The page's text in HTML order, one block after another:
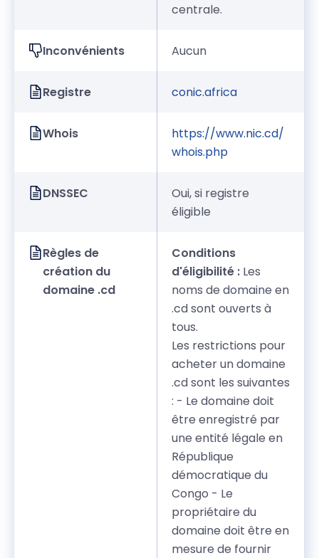
centrale.
Inconvénients Aucun
Registre conic.africa
Whois
https://www.nic.cd/
whois.php
DNSSEC
Oui, si registre
éligible
Règles de
création du
domaine .cd
Conditions
d'éligibilité : Les
noms de domaine en
.cd sont ouverts à
tous.
Les restrictions pour
acheter un domaine
.cd sont les suivantes
: - Le domaine doit
être enregistré par
une entité légale en
République
démocratique du
Congo - Le
propriétaire du
domaine doit être en
mesure de fournir